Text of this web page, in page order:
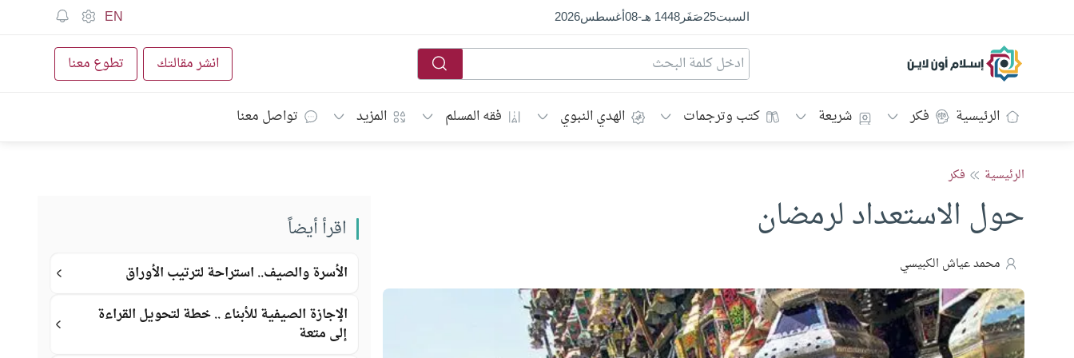
السبت25صَفَر1448 هـ -
08أغسطس2026
EN
إسلام أون لاين انشر مقالتك تطوع معنا
الرئيسية فكر شريعة كتب وترجمات الهدي النبوي فقه المسلم المزيد تواصل معنا
الرئيسية فكر
حول الاستعداد لرمضان
محمد عياش الكبيسي
اقرأ أيضاً
الأسرة والصيف.. استراحة لترتيب الأوراق
الإجازة الصيفية للأبناء .. خطة لتحويل القراءة
إلى متعة